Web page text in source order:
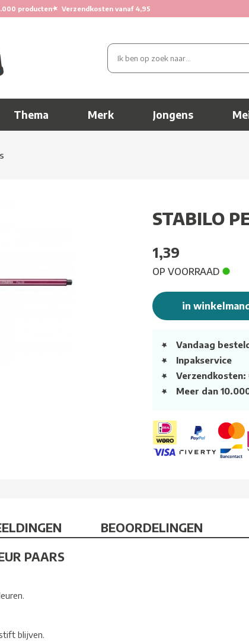
producten★ Verzendkosten vanaf 4,95
Thema Merk Jongens
STABILO
1,39
OP VOORRAAD
in winkelmand
Vandaag
Inpakservice
Verzendkosten:
Meer dan
BEOORDELINGEN
PAARS
blijven.